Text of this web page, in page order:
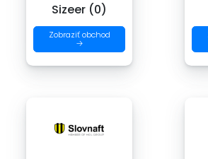
Sizeer (0)
Zobraziť obchod
→